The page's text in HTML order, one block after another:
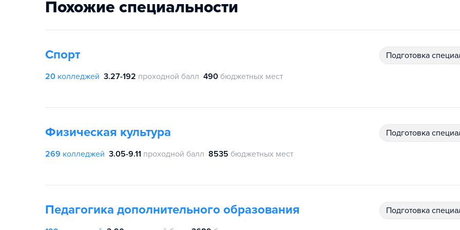
Похожие специальности
Спорт подготовка
20 колледжей 3.27-192 проходной балл 490 бюджетных мест
Физическая культура подготовка
269 колледжей 3.05-9.11 проходной балл 8535 бюджетных мест
Педагогика дополнительного образования подготовка